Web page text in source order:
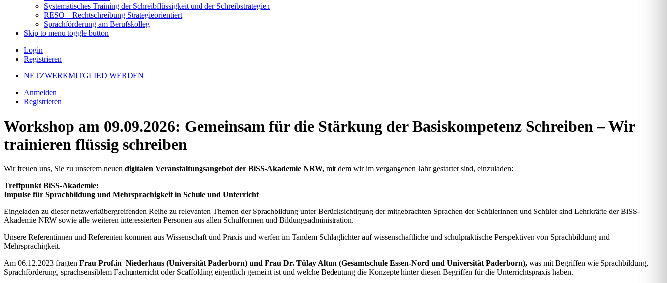
Systematisches Training der Schreibflüssigkeit und der Schreibstrategien
RESO – Rechtschreibung Strategieorientiert
Sprachförderung am Berufskolleg
Skip to menu toggle button
Login
Registrieren
NETZWERKMITGLIED WERDEN
Anmelden
Registrieren
Workshop am 09.09.2026: Gemeinsam für die Stärkung der Basiskompetenz Schreiben – Wir
trainieren flüssig schreiben
Wir freuen uns, Sie zu unserem neuen digitalen Veranstaltungsangebot der BiSS-Akademie NRW, mit dem wir im vergangenen Jahr gestartet sind, einzuladen:
Treffpunkt BiSS-Akademie:
Impulse für Sprachbildung und Mehrsprachigkeit in Schule und Unterricht
Eingeladen zu dieser netzwerkübergreifenden Reihe zu relevanten Themen der Sprachbildung unter Berücksichtigung der mitgebrachten Sprachen der Schülerinnen und Schüler sind Lehrkräfte der BiSS-
Akademie NRW sowie alle weiteren interessierten Personen aus allen Schulformen und Bildungsadministration.
Unsere Referentinnen und Referenten kommen aus Wissenschaft und Praxis und werfen im Tandem Schlaglichter auf wissenschaftliche und schulpraktische Perspektiven von Sprachbildung und
Mehrsprachigkeit.
Am 06.12.2023 fragten Frau Prof.in Niederhaus (Universität Paderborn) und Frau Dr. Tülay Altun (Gesamtschule Essen-Nord und Universität Paderborn), was mit Begriffen wie Sprachbildung,
Sprachförderung, sprachsensiblem Fachunterricht oder Scaffolding eigentlich gemeint ist und welche Bedeutung die Konzepte hinter diesen Begriffen für die Unterrichtspraxis haben.